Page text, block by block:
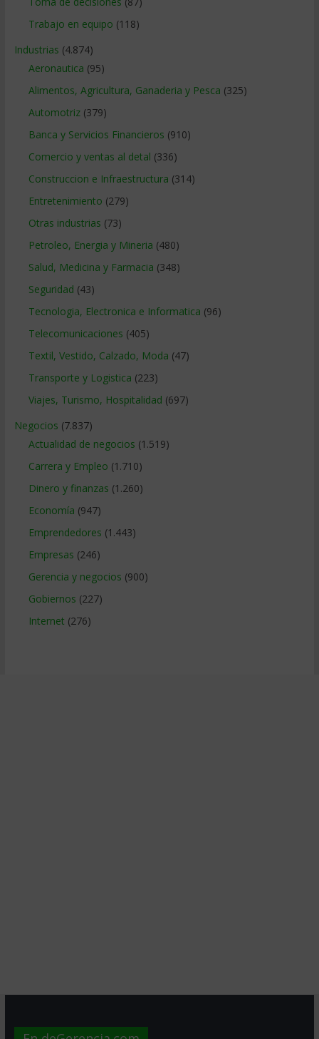
Trabajo en equipo (118)
Industrias (4.874)
Aeronautica (95)
Alimentos, Agricultura, Ganaderia y Pesca (325)
Automotriz(379)
Banca y Servicios Financieros (910)
Comercio y ventas al detal (336)
Construccion e Infraestructura (314)
Entretenimiento (279)
Otras industrias (73)
Petroleo, Energia y Mineria (480)
Salud, Medicina y Farmacia (348)
Seguridad (43)
Tecnologia, Electronica e Informatica (96)
Telecomunicaciones (405)
Textil, Vestido, Calzado, Moda (47)
Transporte y Logistica (223)
Viajes, Turismo, Hospitalidad (697)
Negocios (7.837)
Actualidad de negocios (1.519)
Carrera y Empleo (1.710)
Dinero y finanzas (1.260)
Economía (947)
Emprendedores (1.443)
Empresas (246)
Gerencia y negocios (900)
Gobiernos (227)
Internet (276)